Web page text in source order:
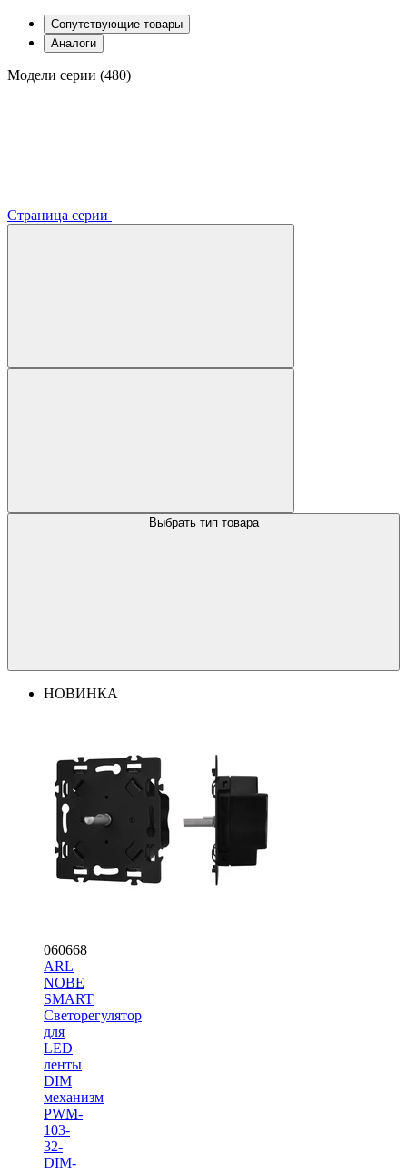
Сопутствующие товары
Аналоги
Модели серии (480)
Страница серии
Выбрать тип товара
НОВИНКА
060668
ARL
NOBE
SMART
Светорегулятор
для
LED
ленты
DIM
механизм
PWM-
103-
32-
DIM-